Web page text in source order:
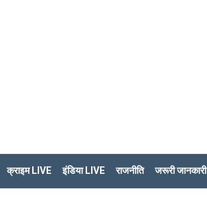
क्राइम LIVE इंडिया LIVE राजनीति जरूरी जानकारी